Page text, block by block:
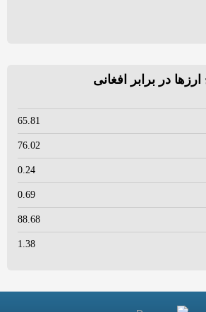
در برابر افغانی
65.81
76.02
0.24
0.69
88.68
1.38